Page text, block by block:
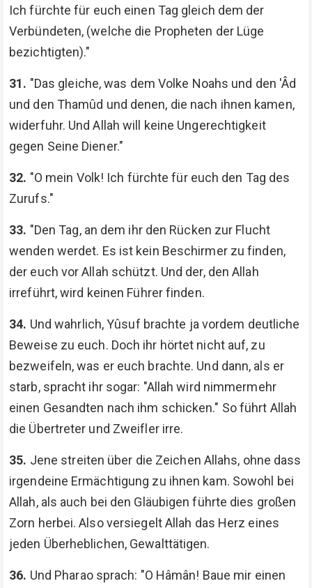
Ich fürchte für euch einen Tag gleich dem der
Verbündeten, (welche die Propheten der Lüge
bezichtigten)."
31. "Das gleiche, was dem Volke Noahs und den 'Âd
und den Thamûd und denen, die nach ihnen kamen,
widerfuhr. Und Allah will keine Ungerechtigkeit
gegen Seine Diener."
32. "O mein Volk! Ich fürchte für euch den Tag des
Zurufs."
33. "Den Tag, an dem ihr den Rücken zur Flucht
wenden werdet. Es ist kein Beschirmer zu finden,
der euch vor Allah schützt. Und der, den Allah
irreführt, wird keinen Führer finden.
34. Und wahrlich, Yûsuf brachte ja vordem deutliche
Beweise zu euch. Doch ihr hörtet nicht auf, zu
bezweifeln, was er euch brachte. Und dann, als er
starb, spracht ihr sogar: "Allah wird nimmermehr
einen Gesandten nach ihm schicken." So führt Allah
die Übertreter und Zweifler irre.
35. Jene streiten über die Zeichen Allahs, ohne dass
irgendeine Ermächtigung zu ihnen kam. Sowohl bei
Allah, als auch bei den Gläubigen führte dies großen
Zorn herbei. Also versiegelt Allah das Herz eines
jeden Überheblichen, Gewalttätigen.
36. Und Pharao sprach: "O Hâmân! Baue mir einen